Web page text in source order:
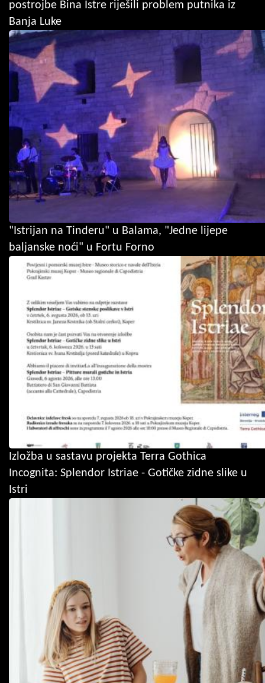
postrojbe Bina Istre riješili problem putnika iz
Banja Luke
"Istrijan na Tinderu" u Balama, "Jedne lijepe
baljanske noći" u Fortu Forno
Izložba u sastavu projekta Terra Gothica
Incognita: Splendor Istriae - Gotičke zidne slike u
Istri